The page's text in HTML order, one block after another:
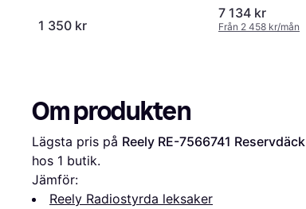
1 350 kr
7 134 kr
Från 2 458 kr/mån
Om produkten
Lägsta pris på Reely RE-7566741 Reservdäck
hos 1 butik.
Jämför:
Reely Radiostyrda leksaker